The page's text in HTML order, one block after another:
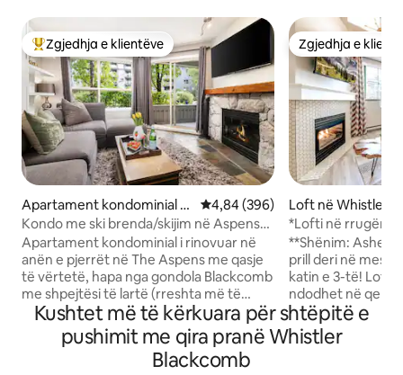
Më të mirat e zgjedhjeve të klientëve
Zgjedhja e klientëve
Apartament kondominial n
ë Whistler
Vlerësimi mesatar 4,84 nga 5,
4,84 (396)
Kondo me ski brenda/skijim në Aspens
w/ Pishinë dhe vaska me hidromasazh
Apartament kondominial i rinovuar në
anën e pjerrët në The Aspens me qasje
të vërtetë, hapa nga gondola Blackcomb
me shpejtësi të lartë (rreshta më të
vogla se Whistler) dhe minuta deri në
Fshatin e Sipërm. Ec drejt ngrënies,
dyqaneve dhe eventeve verore ose
shko drejt ashensorëve në dimër.
Zgjedhja e
Zgjedhja e
Loft në Whistler
*Lofti në rrugën
"king" + vaskë
**Shënim:
prill deri në mes
katin e 3-të! Lofti i rrugës kryesore
ndodhet në
në zonën
Village North.
rinovuar me
Kushtet më të kërkuara për shtëpitë e
pushimit me qira pranë Whistler
Blackcomb